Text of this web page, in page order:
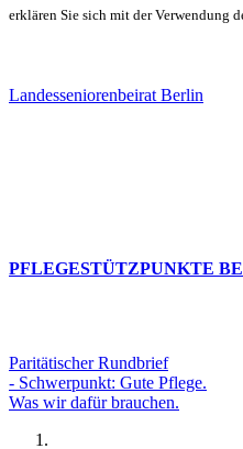
erklären Sie sich mit der Verwendung
Landesseniorenbeirat Berlin
PFLEGESTÜTZPUNKTE
Paritätischer Rundbrief
- Schwerpunkt: Gute Pflege.
Was wir dafür brauchen.